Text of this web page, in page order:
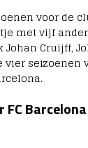
voor de
met vijf
Cruijff,
seizoenen